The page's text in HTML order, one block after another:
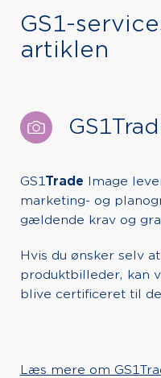
GS1-
artiklen
GS1Trade Image
marketing- og
gældende krav og
Hvis du ønsker selv
produktbilleder, kan
blive certificeret til
Læs mere om